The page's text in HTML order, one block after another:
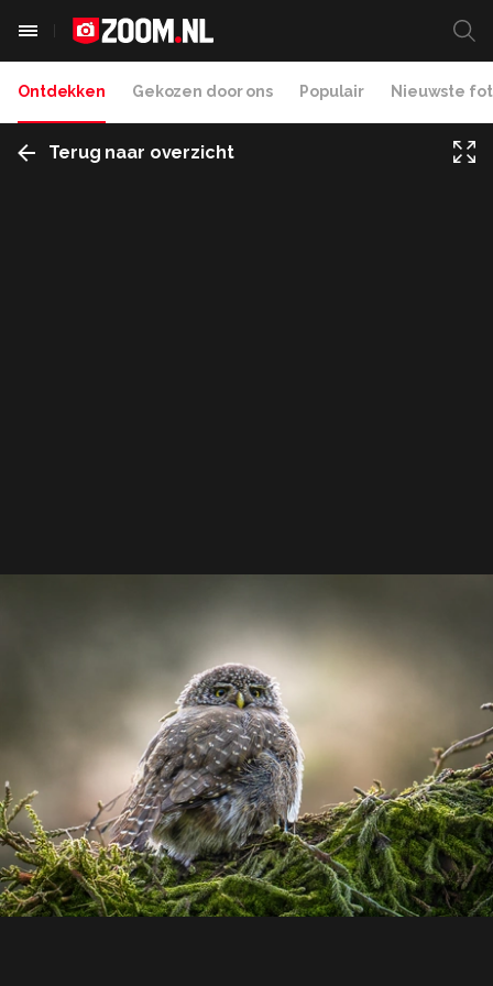
Ontdekken Gekozen door ons Populair Nieuwste
Terug naar overzicht